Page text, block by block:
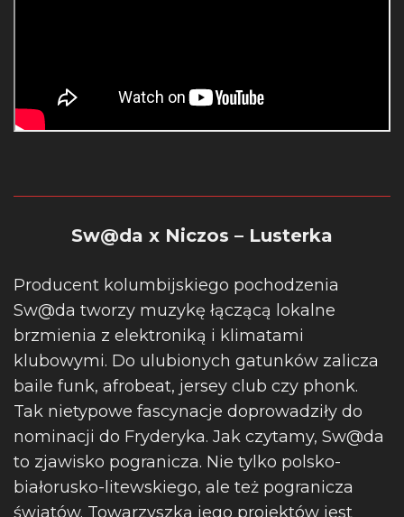
Sw@da x Niczos – Lusterka
Producent kolumbijskiego pochodzenia
Sw@da tworzy muzykę łączącą lokalne
brzmienia z elektroniką i klimatami
klubowymi. Do ulubionych gatunków zalicza
baile funk, afrobeat, jersey club czy phonk.
Tak nietypowe fascynacje doprowadziły do
nominacji do Fryderyka. Jak czytamy, Sw@da
to zjawisko pogranicza. Nie tylko polsko-
białorusko-litewskiego, ale też pogranicza
światów. Towarzyszką jego projektów jest